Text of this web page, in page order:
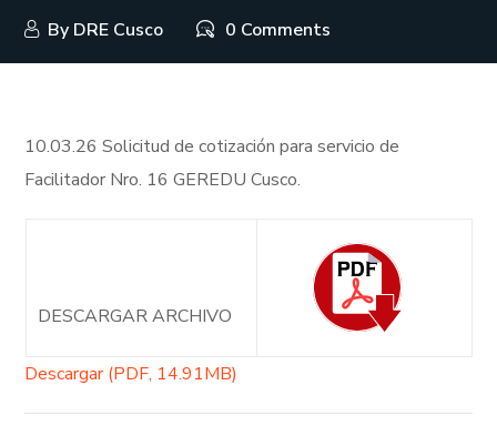
By DRE Cusco 0 Comments
10.03.26 Solicitud de cotización para servicio de
Facilitador Nro. 16 GEREDU Cusco.
DESCARGAR ARCHIVO
Descargar (PDF, 14.91MB)